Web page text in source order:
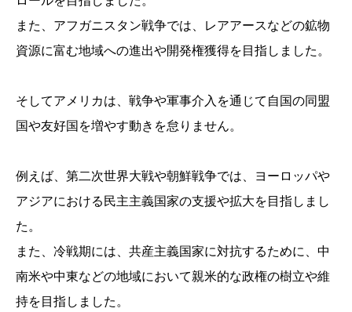
また、アフガニスタン戦争では、レアアースなどの鉱物
資源に富む地域への進出や開発権獲得を目指しました。
そしてアメリカは、戦争や軍事介入を通じて自国の同盟
国や友好国を増やす動きを怠りません。
例えば、第二次世界大戦や朝鮮戦争では、ヨーロッパや
アジアにおける民主主義国家の支援や拡大を目指しまし
た。
また、冷戦期には、共産主義国家に対抗するために、中
南米や中東などの地域において親米的な政権の樹立や維
持を目指しました。